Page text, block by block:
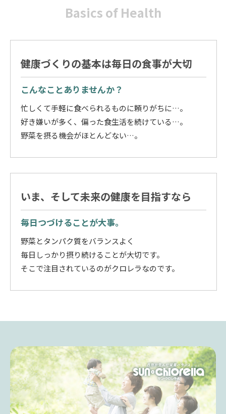
Basics of Health
健康づくりの基本は毎日の食事が大切
こんなことありませんか？
忙しくて手軽に食べられるものに頼りがちに…。
好き嫌いが多く、偏った食生活を続けている…。
野菜を摂る機会がほとんどない…。
いま、そして未来の健康を目指すなら
毎日つづけることが大事。
野菜とタンパク質をバランスよく
毎日しっかり摂り続けることが大切です。
そこで注目されているのがクロレラなのです。